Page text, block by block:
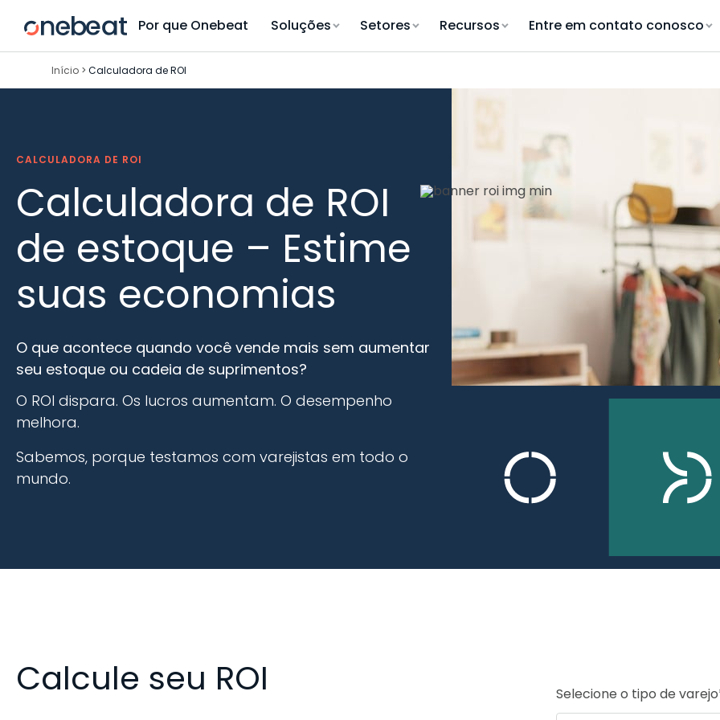
content
Por que Onebeat Soluções Setores Recursos Entre em contato conosco
Início > Calculadora de ROI
CALCULADORA DE ROI
Calculadora de ROI
de estoque – Estime
suas economias
O que acontece quando você vende mais sem aumentar
seu estoque ou cadeia de suprimentos?
O ROI dispara. Os lucros aumentam. O desempenho
melhora.
Sabemos, porque testamos com varejistas em todo o
mundo.
Calcule seu ROI Selecione o tipo de